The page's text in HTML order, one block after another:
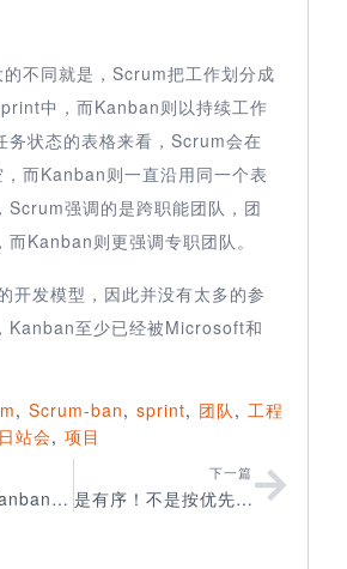
不同就是，Scrum把工作划分成
中，而Kanban则以持续工作
务状态的表格来看，Scrum会在
而Kanban则一直沿用同一个表
Scrum强调的是跨职能团队，团
Kanban则更强调专职团队。
开发模型，因此并没有太多的参
Kanban至少已经被Microsoft和
, Scrum-ban, sprint, 团队 , 工程
站会, 项目
Scrum还是Kanban？这不是问题
下一篇
是有序！不是按优先级排序！